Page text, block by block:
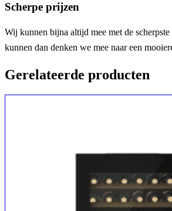
Scherpe prijzen
Wij kunnen bijna altijd mee met de
kunnen dan denken we mee naar een
Gerelateerde producten